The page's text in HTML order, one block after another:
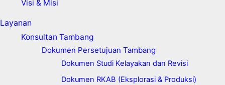
Visi & Misi
Layanan
Konsultan Tambang
Dokumen Persetujuan Tambang
Dokumen Studi Kelayakan dan Revisi
Dokumen RKAB (Eksplorasi & Produksi)